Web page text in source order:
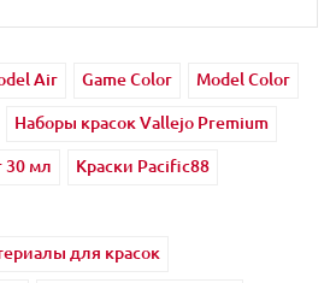
Air Game Color
Model Color
Наборы красок Vallejo Premium
30 мл
Краски Pacific88
для красок